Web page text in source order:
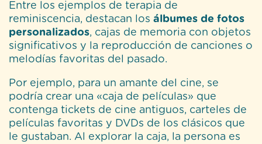
Entre los ejemplos de terapia de
reminiscencia, destacan los álbumes de fotos
personalizados, cajas de memoria con objetos
significativos y la reproducción de canciones o
melodías favoritas del pasado.
Por ejemplo, para un amante del cine, se
podría crear una «caja de películas» que
contenga tickets de cine antiguos, carteles de
películas favoritas y DVDs de los clásicos que
le gustaban. Al explorar la caja, la persona es